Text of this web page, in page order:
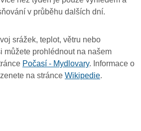
v průběhu dalších dní.
srážek, teplot, větru nebo
můžete prohlédnout na našem
Počasí - Mydlovary. Informace o
na stránce Wikipedie.